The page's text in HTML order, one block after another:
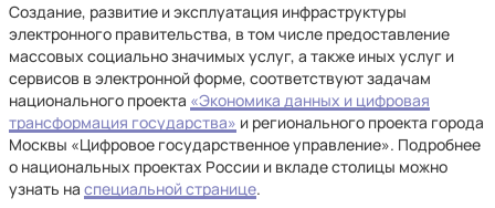
Создание, развитие и эксплуатация инфраструктуры
электронного правительства, в том числе предоставление
массовых социально значимых услуг, а также иных услуг и
сервисов в электронной форме, соответствуют задачам
национального проекта «Экономика данных и цифровая
трансформация государства» и регионального проекта города
Москвы «Цифровое государственное управление». Подробнее
о национальных проектах России и вкладе столицы можно
узнать на специальной странице.